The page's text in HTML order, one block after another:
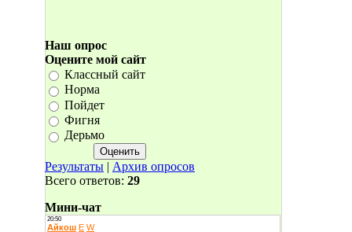
Наш опрос
Оцените мой сайт
Классный сайт
Норма
Пойдет
Фигня
Дерьмо
Результаты | Архив опросов
Всего ответов: 29
Мини-чат